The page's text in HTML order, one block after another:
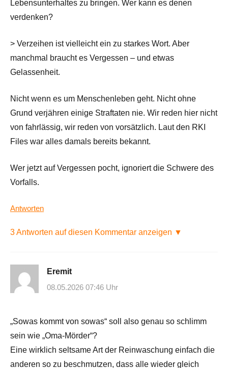
Lebensunterhaltes zu bringen. Wer kann es denen
verdenken?
> Verzeihen ist vielleicht ein zu starkes Wort. Aber
manchmal braucht es Vergessen – und etwas
Gelassenheit.
Nicht wenn es um Menschenleben geht. Nicht ohne
Grund verjähren einige Straftaten nie. Wir reden hier nicht
von fahrlässig, wir reden von vorsätzlich. Laut den RKI
Files war alles damals bereits bekannt.
Wer jetzt auf Vergessen pocht, ignoriert die Schwere des
Vorfalls.
Antworten
3 Antworten auf diesen Kommentar anzeigen ▼
Eremit
08.05.2026 07:46 Uhr
„Sowas kommt von sowas“ soll also genau so schlimm
sein wie „Oma-Mörder“?
Eine wirklich seltsame Art der Reinwaschung einfach die
anderen so zu beschmutzen, dass alle wieder gleich